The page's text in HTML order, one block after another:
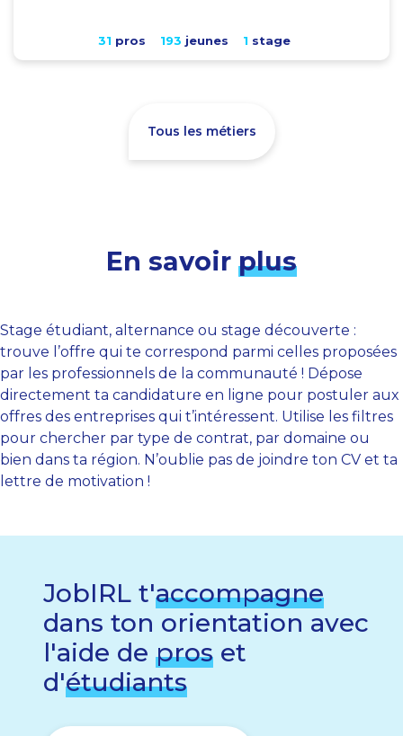
31 pros 193 jeunes 1 stage
Tous les métiers
En savoir plus
Stage étudiant, alternance ou stage découverte :
trouve l’offre qui te correspond parmi celles proposées
par les professionnels de la communauté ! Dépose
directement ta candidature en ligne pour postuler aux
offres des entreprises qui t’intéressent. Utilise les filtres
pour chercher par type de contrat, par domaine ou
bien dans ta région. N’oublie pas de joindre ton CV et ta
lettre de motivation !
JobIRL t'accompagne
dans ton orientation avec
l'aide de pros et
d'étudiants